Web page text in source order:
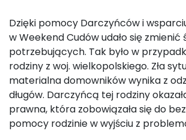
Dzięki pomocy Darczyńców i
w Weekend Cudów udało się zmienić
potrzebujących. Tak było w
rodziny z woj. wielkopolskiego. Zła
materialna domowników wynika z
długów. Darczyńcą tej rodziny
prawna, która zobowiązała się do
pomocy rodzinie w wyjściu z